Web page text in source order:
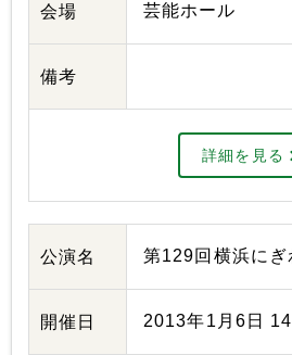
会場 芸能ホール
備考
詳細を見る
公演名 第129回横浜に
開催日 2013年1月6日